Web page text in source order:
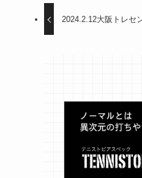
2024.2.12大阪トレセ